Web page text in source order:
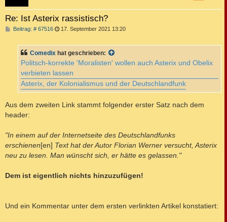
Re: Ist Asterix rassistisch?
Beitrag: # 67516B
r
a
17. September 2021 13:20
Comedix hat geschrieben:
Politsch-korrekte 'Moralisten' wollen auch Asterix und Obelix
verbieten lassen
Asterix, der Kolonialismus und der Deutschlandfunk
Aus dem zweiten Link stammt folgender erster Satz nach dem
header:
"In einem auf der Internetseite des Deutschlandfunks
erschienen[en] Text hat der Autor Florian Werner versucht, Asterix
neu zu lesen. Man wünscht sich, er hätte es gelassen."
Dem ist eigentlich nichts hinzuzufügen!
Und ein Kommentar unter dem ersten verlinkten Artikel konstatiert: